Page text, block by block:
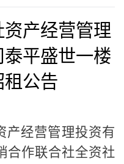
产经营管理
平盛世一楼
租公告
产经营管理投资有
合作联合社全资社